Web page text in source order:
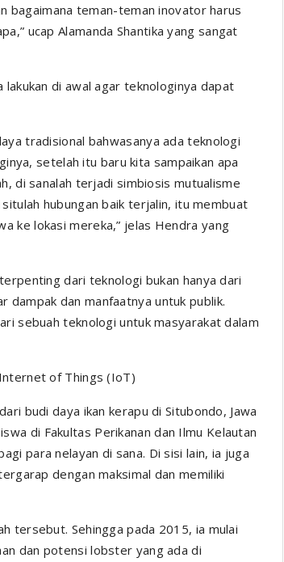
bagaimana teman-teman inovator harus
ucap Alamanda Shantika yang sangat
di awal agar teknologinya dapat
tradisional bahwasanya ada teknologi
setelah itu baru kita sampaikan apa
di sanalah terjadi simbiosis mutualisme
hubungan baik terjalin, itu membuat
ke lokasi mereka,” jelas Hendra yang
dari teknologi bukan hanya dari
dan manfaatnya untuk publik.
sebuah teknologi untuk masyarakat dalam
of Things (IoT)
budi daya ikan kerapu di Situbondo, Jawa
di Fakultas Perikanan dan Ilmu Kelautan
para nelayan di sana. Di sisi lain, ia juga
dengan maksimal dan memiliki
tersebut. Sehingga pada 2015, ia mulai
dan potensi lobster yang ada di